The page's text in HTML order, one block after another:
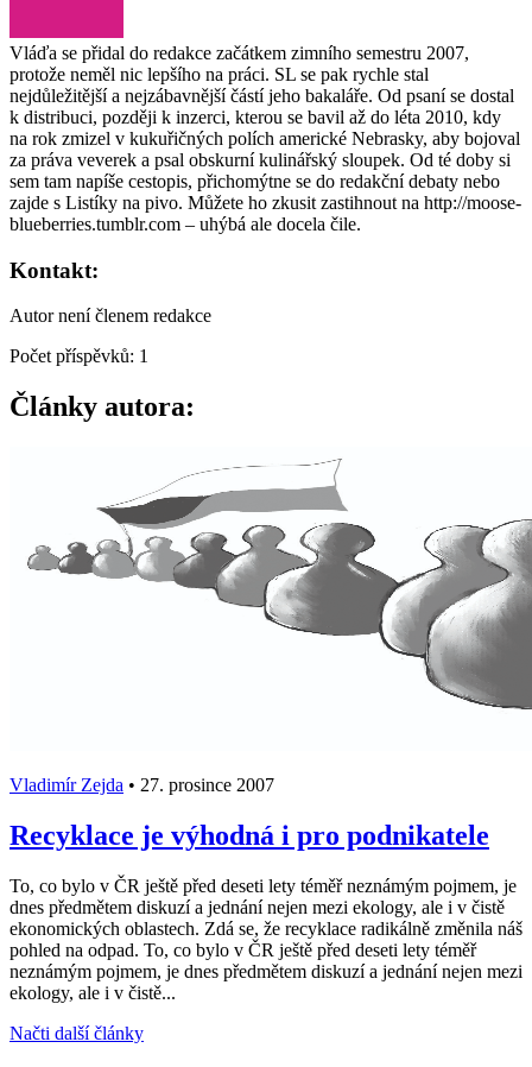
Vláďa se přidal do redakce začátkem zimního semestru 2007,
protože neměl nic lepšího na práci. SL se pak rychle stal
nejdůležitější a nejzábavnější částí jeho bakaláře. Od psaní se dostal
k distribuci, později k inzerci, kterou se bavil až do léta 2010, kdy
na rok zmizel v kukuřičných polích americké Nebrasky, aby bojoval
za práva veverek a psal obskurní kulinářský sloupek. Od té doby si
sem tam napíše cestopis, přichomýtne se do redakční debaty nebo
zajde s Listíky na pivo. Můžete ho zkusit zastihnout na http://moose-
blueberries.tumblr.com – uhýbá ale docela čile.
Kontakt:
Autor není členem redakce
Počet příspěvků: 1
Články autora:
Vladimír Zejda • 27. prosince 2007
Recyklace je výhodná i pro podnikatele
To, co bylo v ČR ještě před deseti lety téměř neznámým pojmem, je
dnes předmětem diskuzí a jednání nejen mezi ekology, ale i v čistě
ekonomických oblastech. Zdá se, že recyklace radikálně změnila náš
pohled na odpad. To, co bylo v ČR ještě před deseti lety téměř
neznámým pojmem, je dnes předmětem diskuzí a jednání nejen mezi
ekology, ale i v čistě...
Načti další články